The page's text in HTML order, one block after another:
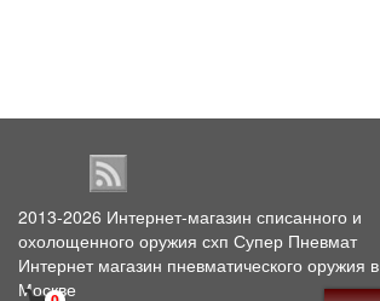
2013-2026 Интернет-магазин списанного и
охолощенного оружия схп Супер Пневмат
Интернет магазин пневматического оружия в
Москве